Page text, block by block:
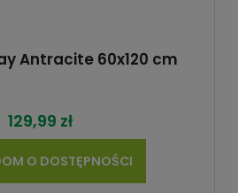
Antracite 60x120 cm
129,99 zł
O DOSTĘPNOŚCI